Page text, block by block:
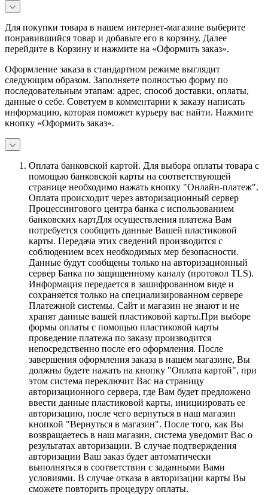
Для покупки товара в нашем интернет-магазине выберите
понравившийся товар и добавьте его в корзину. Далее
перейдите в Корзину и нажмите на «Оформить заказ».
Оформление заказа в стандартном режиме выглядит
следующим образом. Заполняете полностью форму по
последовательным этапам: адрес, способ доставки, оплаты,
данные о себе. Советуем в комментарии к заказу написать
информацию, которая поможет курьеру вас найти. Нажмите
кнопку «Оформить заказ».
Оплата банковской картой. Для выбора оплаты товара с
помощью банковской карты на соответствующей
странице необходимо нажать кнопку "Онлайн-платеж".
Оплата происходит через авторизационный сервер
Процессингового центра банка с использованием
банковских картДля осуществления платежа Вам
потребуется сообщить данные Вашей пластиковой
карты. Передача этих сведений производится с
соблюдением всех необходимых мер безопасности.
Данные будут сообщены только на авторизационный
сервер Банка по защищенному каналу (протокол TLS).
Информация передается в зашифрованном виде и
сохраняется только на специализированном сервере
Платежной системы. Сайт и магазин не знают и не
хранят данные вашей пластиковой карты.При выборе
формы оплаты с помощью пластиковой карты
проведение платежа по заказу производится
непосредственно после его оформления. После
завершения оформления заказа в нашем магазине, Вы
должны будете нажать на кнопку "Оплата картой", при
этом система переключит Вас на страницу
авторизационного сервера, где Вам будет предложено
ввести данные пластиковой карты, инициировать ее
авторизацию, после чего вернуться в наш магазин
кнопкой "Вернуться в магазин". После того, как Вы
возвращаетесь в наш магазин, система уведомит Вас о
результатах авторизации. В случае подтверждения
авторизации Ваш заказ будет автоматически
выполняться в соответствии с заданными Вами
условиями. В случае отказа в авторизации карты Вы
сможете повторить процедуру оплаты.